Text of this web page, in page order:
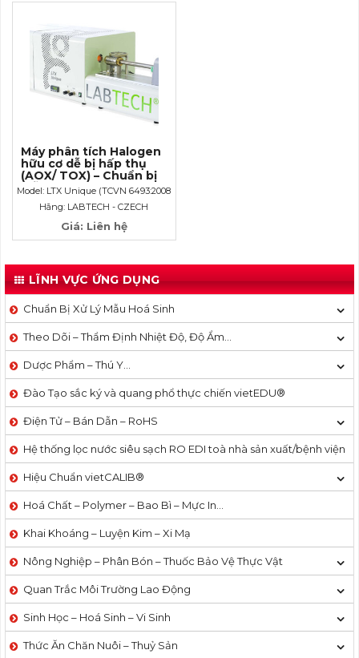
Máy phân tích Halogen
hữu cơ dễ bị hấp thụ
(AOX/ TOX) – Chuẩn bị
mẫu theo phương pháp
cột-TCVN 6493:2008
mục 9.2.4
Model: LTX Unique (TCVN 6493:2008
mục 9.2.4)
Hãng: LABTECH - CZECH
Giá: Liên hệ
LĨNH VỰC ỨNG DỤNG
Chuẩn Bị Xử Lý Mẫu Hoá Sinh
Theo Dõi – Thẩm Định Nhiệt Độ, Độ Ẩm…
Dược Phẩm – Thú Y…
Đào Tạo sắc ký và quang phổ thực chiến vietEDU®
Điện Tử – Bán Dẫn – RoHS
Hệ thống lọc nước siêu sạch RO EDI​​ toà nhà sản xuất/bệnh viện
Hiệu Chuẩn vietCALIB®
Hoá Chất – Polymer – Bao Bì – Mực In…
Khai Khoáng – Luyện Kim – Xi Mạ
Nông Nghiệp – Phân Bón – Thuốc Bảo Vệ Thực Vật
Quan Trắc Môi Trường Lao Động
Sinh Học – Hoá Sinh – Vi Sinh
Thức Ăn Chăn Nuôi – Thuỷ Sản